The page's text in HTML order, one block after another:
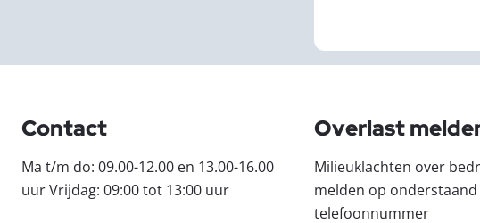
Contact
Ma t/m do: 09.00-12.00 en 13.00-16.00
uur Vrijdag: 09:00 tot 13:00 uur
Overlast
Milieuklachten over
melden op onderstaand
telefoonnummer